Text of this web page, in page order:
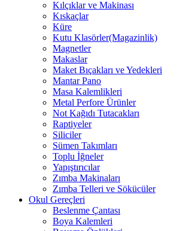
Kılçıklar ve Makinası
Kıskaçlar
Küre
Kutu Klasörler(Magazinlik)
Magnetler
Makaslar
Maket Bıçakları ve Yedekleri
Mantar Pano
Masa Kalemlikleri
Metal Perfore Ürünler
Not Kağıdı Tutacakları
Raptiyeler
Siliciler
Sümen Takımları
Toplu İğneler
Yapıştırıcılar
Zımba Makinaları
Zımba Telleri ve Sökücüler
Okul Gereçleri
Beslenme Çantası
Boya Kalemleri